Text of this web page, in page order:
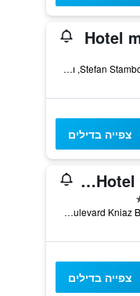
Hotel
46 Stefan Stambolov Str, וארנה, בולגריה
צפייה בדילים
Rosslyn Dimyat Hotel Varna
111, Boulevard Kniaz Boris I, וארנה, בולגריה
צפייה בדילים